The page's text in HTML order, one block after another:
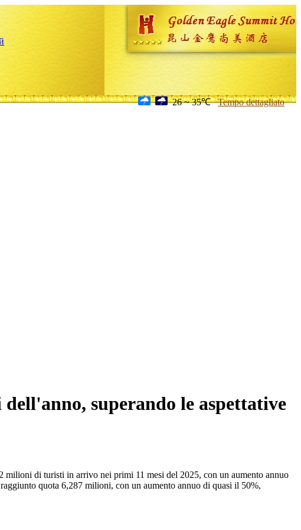
26 ~ 35℃ Tempo dettagliato
superando le aspettative
di turisti in arrivo nei primi 11 mesi del 2025, con un aumento annuo
quota 6,287 milioni, con un aumento annuo di quasi il 50%,